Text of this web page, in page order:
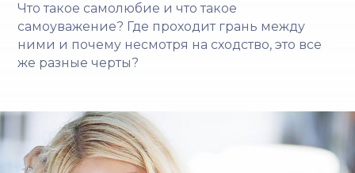
Что такое самолюбие и что такое
самоуважение? Где проходит грань между
ними и почему несмотря на сходство, это все
же разные черты?